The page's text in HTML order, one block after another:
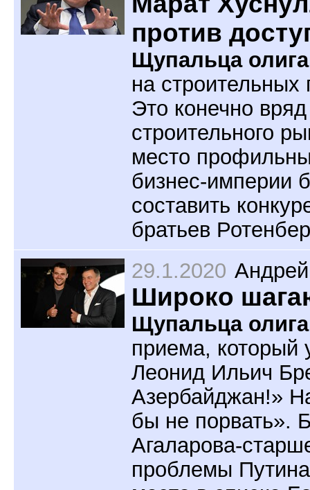
против
Щупальца
на строительных
Это конечно
строительного
место
бизнес-империи
составить
братьев
29.1.2020
Широко
Щупальца
приема, который
Леонид Ильич
Азербайджан!»
бы не порвать».
Агаларова-
проблемы